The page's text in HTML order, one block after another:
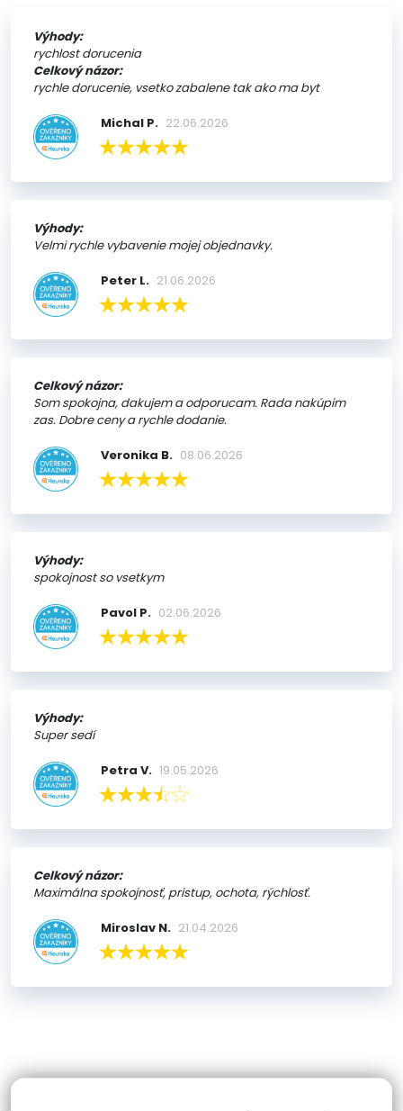
Výhody:
rychlost dorucenia
Celkový názor:
rychle dorucenie, vsetko zabalene tak ako ma byt
Michal P. 22.06.2026
Výhody:
Velmi rychle vybavenie mojej objednavky.
Peter L. 21.06.2026
Celkový názor:
Som spokojna, dakujem a odporucam. Rada nakúpim
zas. Dobre ceny a rychle dodanie.
Veronika B. 08.06.2026
Výhody:
spokojnost so vsetkym
Pavol P. 02.06.2026
Výhody:
Super sedí
Petra V. 19.05.2026
Celkový názor:
Maximálna spokojnosť, pristup, ochota, rýchlosť.
Miroslav N. 21.04.2026